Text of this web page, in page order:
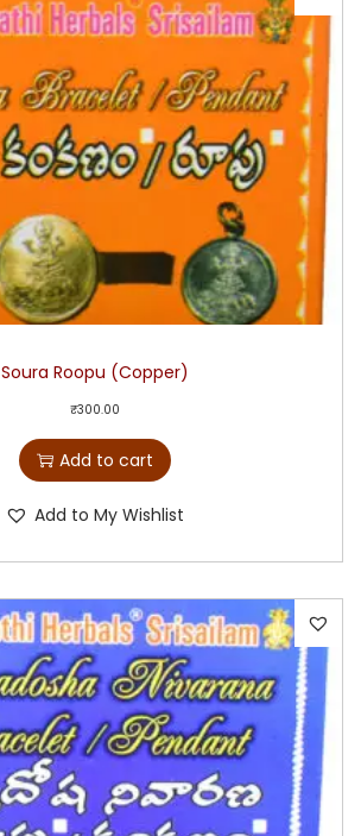
Soura Roopu (Copper)
₹300.00
Add to cart
Add to My Wishlist